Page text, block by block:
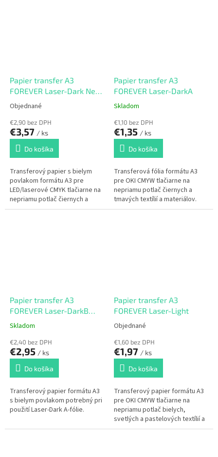
Papier transfer A3
FOREVER Laser-Dark New
Generation
Objednané
€2,90 bez DPH
€3,57 / ks
Do košíka
Transferový papier s bielym
povlakom formátu A3 pre
LED/laserové CMYK tlačiarne na
nepriamu potlač čiernych a
tmavých textílií.
Papier transfer A3
FOREVER Laser-DarkA
Skladom
€1,10 bez DPH
€1,35 / ks
Do košíka
Transferová fólia formátu A3
pre OKI CMYW tlačiarne na
nepriamu potlač čiernych a
tmavých textílií a materiálov.
Papier transfer A3
FOREVER Laser-DarkB
PRO
Skladom
€2,40 bez DPH
€2,95 / ks
Do košíka
Transferový papier formátu A3
s bielym povlakom potrebný pri
použití Laser-Dark A-fólie.
Papier transfer A3
FOREVER Laser-Light
Objednané
€1,60 bez DPH
€1,97 / ks
Do košíka
Transferový papier formátu A3
pre OKI CMYW tlačiarne na
nepriamu potlač bielych,
svetlých a pastelových textílií a
papierových produktov.